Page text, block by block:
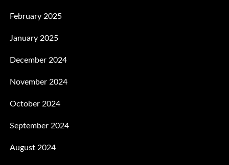
February 2025
January 2025
December 2024
November 2024
October 2024
September 2024
August 2024